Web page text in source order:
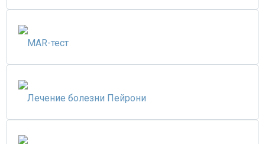
MAR-тест
Лечение болезни Пейрони